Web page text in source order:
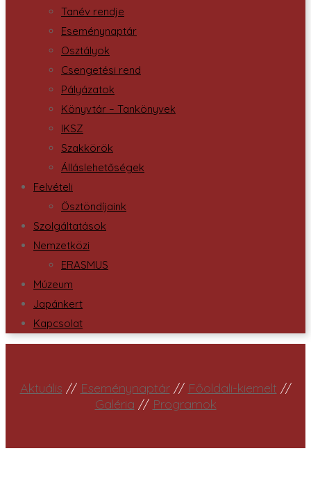
Tanév rendje
Eseménynaptár
Osztályok
Csengetési rend
Pályázatok
Könyvtár – Tankönyvek
IKSZ
Szakkörök
Álláslehetőségek
Felvételi
Ösztöndíjaink
Szolgáltatások
Nemzetközi
ERASMUS
Múzeum
Japánkert
Kapcsolat
Aktuális // Eseménynaptár// Főoldali-kiemelt //
Galéria // Programok